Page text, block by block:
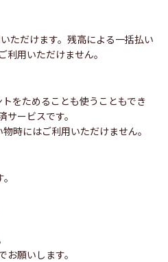
ただけます。残高による一括払い
用いただけません。
をためることも使うこともでき
ービスです。
時にはご利用いただけません。
願いします。